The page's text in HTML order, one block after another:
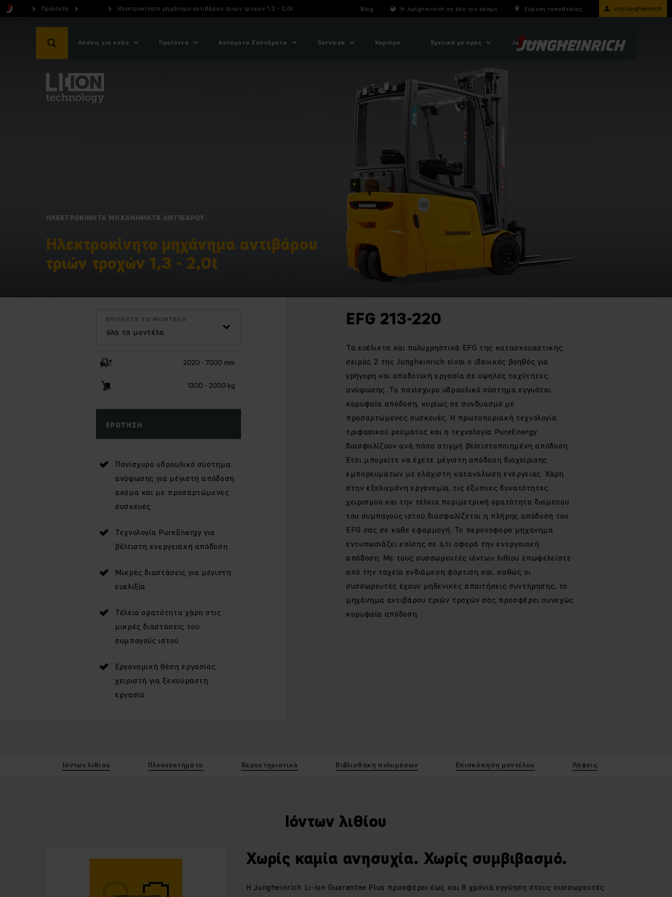
Προϊόντα ... Ηλεκτροκίνητο μηχάνημα αντιβάρου τριών τροχών 1,3 - 2,0t Blog Η Jungheinrich σε όλο τον κόσμο Εύρεση τοποθεσίας myJungheinrich
Λύσεις για εσάς Προϊόντα Αυτόματα Συστήματα Services Καριέρα Σχετικά με εμάς Jungheinrich Shop
ΗΛΕΚΤΡΟΚΊΝΗΤΑ ΜΗΧΑΝΉΜΑΤΑ ΑΝΤΙΒΆΡΟΥ
Ηλεκτροκίνητο μηχάνημα αντιβάρου
τριών τροχών 1,3 - 2,0t
όλα τα μοντέλα
ΕΠΙΛΈΞΤΕ ΤΟ ΜΟΝΤΈΛΟ
2020 - 7000 mm
1300 - 2000 kg
ΕΡΏΤΗΣΗ
Πανίσχυρο υδραυλικό σύστημα
ανύψωσης για μέγιστη απόδοση
ακόμα και με προσαρτώμενες
συσκευές
Τεχνολογία PureEnergy για
βέλτιστη ενεργειακή απόδοση
Μικρές διαστάσεις για μέγιστη
ευελιξία
Τέλεια ορατότητα χάρη στις
μικρές διαστάσεις του
συμπαγούς ιστού
Εργονομική θέση εργασίας
χειριστή για ξεκούραστη
εργασία
EFG 213-220
Τα ευέλικτα και πολυχρηστικά EFG της κατασκευαστικής
σειράς 2 της Jungheinrich είναι ο ιδανικός βοηθός για
γρήγορη και αποδοτική εργασία σε υψηλές ταχύτητες
ανύψωσης. Το πανίσχυρο υδραυλικό σύστημα εγγυάται
κορυφαία απόδοση, κυρίως σε συνδυασμό με
προσαρτώμενες συσκευές. Η πρωτοποριακή τεχνολογία
τριφασικού ρεύματος και η τεχνολογία PureEnergy
διασφαλίζουν ανά πάσα στιγμή βελτιστοποιημένη απόδοση.
Έτσι μπορείτε να έχετε μέγιστη απόδοση διαχείρισης
εμπορευμάτων με ελάχιστη κατανάλωση ενέργειας. Χάρη
στην εξελιγμένη εργονομία, τις έξυπνες δυνατότητες
χειρισμού και την τέλεια περιμετρική ορατότητα διαμέσου
του συμπαγούς ιστού διασφαλίζεται η πλήρης απόδοση του
EFG σας σε κάθε εφαρμογή. Το περονοφόρο μηχάνημα
εντυπωσιάζει επίσης σε ό,τι αφορά την ενεργειακή
απόδοση: Με τους συσσωρευτές ιόντων λιθίου επωφελείστε
από την ταχεία ενδιάμεση φόρτιση και, καθώς οι
συσσωρευτές έχουν μηδενικές απαιτήσεις συντήρησης, το
μηχάνημα αντιβάρου τριών τροχών σάς προσφέρει συνεχώς
κορυφαία απόδοση.
Ιόντων λιθίου Πλεονεκτήματα Χαρακτηριστικά Βιβλιοθήκη πολυμέσων Επισκόπηση μοντέλου Λήψεις
Ιόντων λιθίου
Χωρίς καμία ανησυχία. Χωρίς συμβιβασμό.
ΗJungheinrich Li-ion Guarantee Plus προσφέρει έως και 8 χρόνια εγγύηση στους συσσωρευτές